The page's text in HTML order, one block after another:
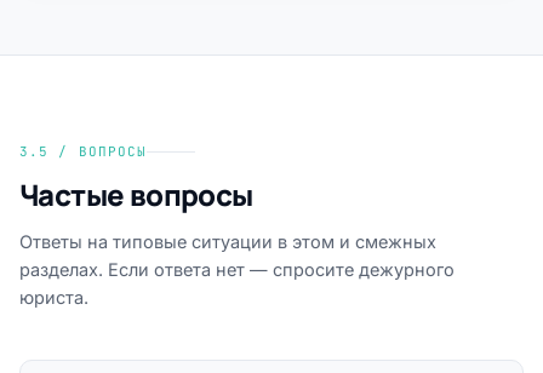
3.5 / ВОПРОСЫ
Частые вопросы
Ответы на типовые ситуации в этом и смежных
разделах. Если ответа нет — спросите дежурного
юриста.